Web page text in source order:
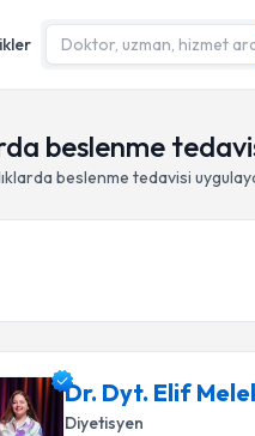
beslenme
beslenme tedavisi
Dr. Dyt. Elif
Diyetisyen